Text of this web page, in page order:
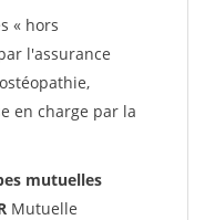
« hors
l'assurance
en charge par la
mutuelles
Mutuelle